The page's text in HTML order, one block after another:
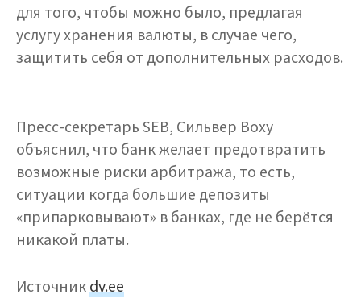
для того, чтобы можно было, предлагая
услугу хранения валюты, в случае чего,
защитить себя от дополнительных расходов.
Пресс-секретарь SEB, Сильвер Воху
объяснил, что банк желает предотвратить
возможные риски арбитража, то есть,
ситуации когда большие депозиты
«припарковывают» в банках, где не берётся
никакой платы.
Источник dv.ee